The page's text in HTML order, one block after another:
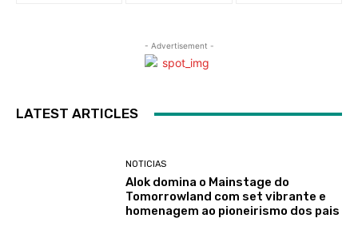
- Advertisement -
LATEST ARTICLES
NOTICIAS
Alok domina o Mainstage do
Tomorrowland com set vibrante e
homenagem ao pioneirismo dos pais